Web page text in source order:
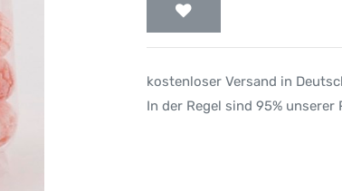
kostenloser Versand in
In der Regel sind 95%